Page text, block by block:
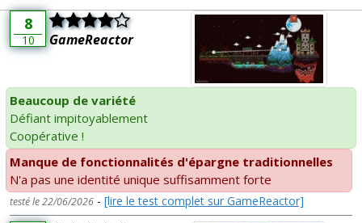
8
10 GameReactor
Beaucoup de variété
Défiant impitoyablement
Coopérative !
Manque de fonctionnalités d'épargne traditionnelles
N'a pas une identité unique suffisamment forte
testé le 22/06/2026 - [lire le test complet sur GameReactor]